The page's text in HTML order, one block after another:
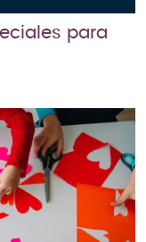
para